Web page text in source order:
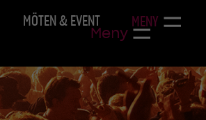
MÖTEN & EVENT MENY
Meny